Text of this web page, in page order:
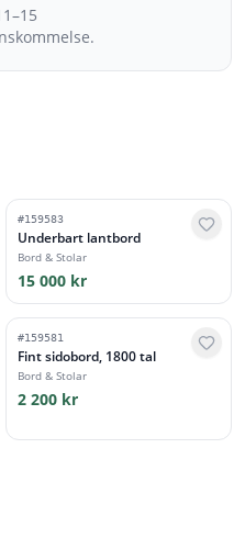
#159583
Underbart lantbord
Bord & Stolar
15 000 kr
#159581
Fint sidobord, 1800 tal
Bord & Stolar
2 200 kr